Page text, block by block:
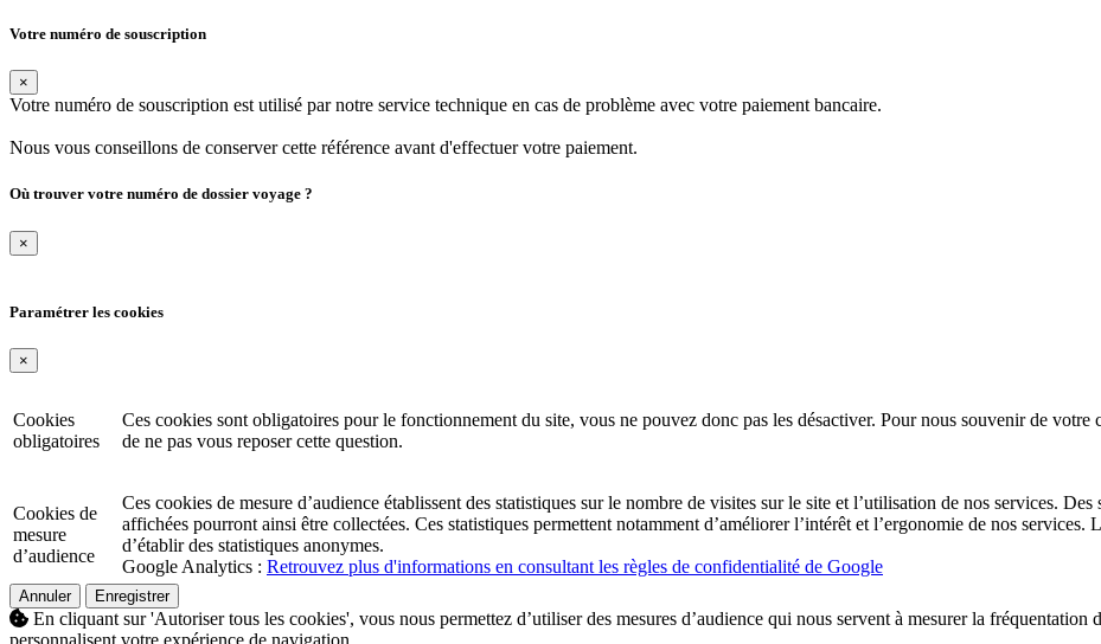
Votre numéro de souscription
×
Votre numéro de souscription est utilisé par notre service technique en cas de problème avec votre paiement bancaire.
Nous vous conseillons de conserver cette référence avant d'effectuer votre paiement.
Où trouver votre numéro de dossier voyage ?
×
Paramétrer les cookies
×
Cookies
obligatoires
Ces cookies sont obligatoires pour le fonctionnement du site, vous ne pouvez donc pas les désactiver. Pour nous souvenir de
de ne pas vous reposer cette question.
Cookies de
mesure
d’audience
Ces cookies de mesure d’audience établissent des statistiques sur le nombre de visites sur le site et l’utilisation de nos services.
affichées pourront ainsi être collectées. Ces statistiques permettent notamment d’améliorer l’intérêt et l’ergonomie de nos services.
d’établir des statistiques anonymes.
Google Analytics : Retrouvez plus d'informations en consultant les règles de confidentialité de Google
Annuler Enregistrer
En cliquant sur 'Autoriser tous les cookies', vous nous permettez d’utiliser des mesures d’audience qui nous servent à mesurer la
personnalisent votre expérience de navigation.